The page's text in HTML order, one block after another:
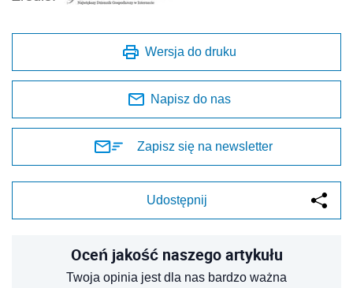
Wersja do druku
Napisz do nas
Zapisz się na newsletter
Udostępnij
Oceń jakość naszego artykułu
Twoja opinia jest dla nas bardzo ważna